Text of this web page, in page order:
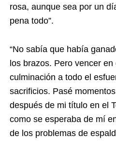
rosa, aunque sea por un
pena todo”.
“No sabía que había
los brazos. Pero vencer
culminación a todo el
sacrificios. Pasé
después de mi título en el
como se esperaba de mí
de los problemas de